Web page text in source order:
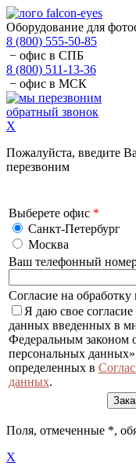
Оборудование для
8 (800) 555-50-85
− офис в СПБ
8 (800) 511-13-36
− офис в МСК
обратный звонок
X
Пожалуйста, введите
перезвоним
Выберете офис *
Санкт-Петербург
Москва
Ваш телефонный
Согласие на
Я даю свое
данных введенных в
Федеральным законом
персональных
определенных в
данных.
Поля, отмеченные *,
X